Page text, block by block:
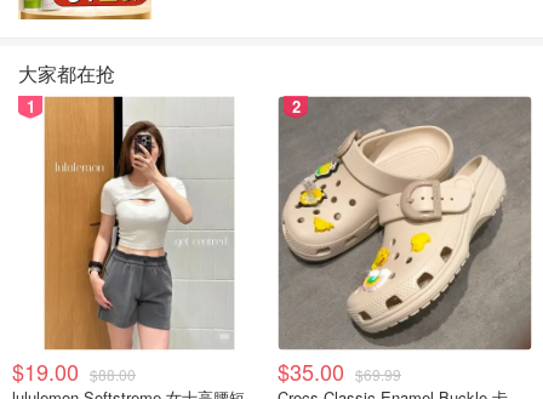
图片来自gotransit，版权属原作者
大家都在抢
1
$19.00 $88.00
2
$35.00 $69.99